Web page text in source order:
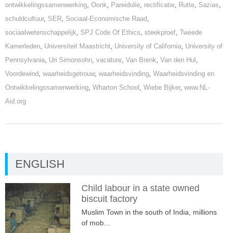
ontwikkelingssamenwerking, Oonk, Pareidolie, rectificatie, Rutte, Sazias,
schuldcultuur, SER, Sociaal-Economische Raad,
sociaalwetenschappelijk, SPJ Code Of Ethics, steekproef, Tweede
Kamerleden, Universiteit Maastricht, University of California, University of
Pennsylvania, Uri Simonsohn, vacature, Van Brenk, Van den Hul ,
Voordewind, waarheidsgetrouw, waarheidsvinding, Waarheidsvinding en
Ontwikkelingssamenwerking, Wharton School , Wiebe Bijker, www.NL-
Aid.org
ENGLISH
Child labour in a state owned
biscuit factory
Muslim Town in the south of India, millions
of mob...